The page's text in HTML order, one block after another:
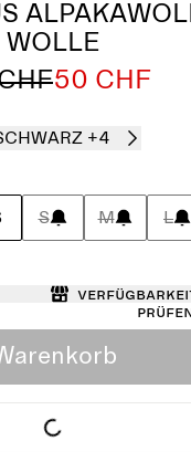
WOLLE
50 CHF
+4
S M L